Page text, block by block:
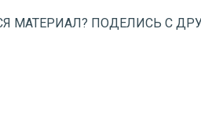
МАТЕРИАЛ? ПОДЕЛИСЬ С